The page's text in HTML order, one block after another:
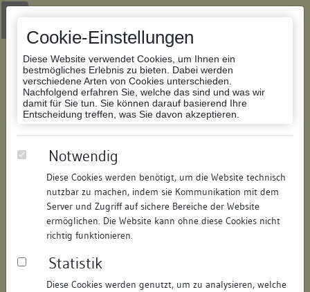
Cookie-Einstellungen
Diese Website verwendet Cookies, um Ihnen ein
bestmögliches Erlebnis zu bieten. Dabei werden
verschiedene Arten von Cookies unterschieden.
Nachfolgend erfahren Sie, welche das sind und was wir
damit für Sie tun. Sie können darauf basierend Ihre
Entscheidung treffen, was Sie davon akzeptieren.
Notwendig
Diese Cookies werden benötigt, um die Website technisch
nutzbar zu machen, indem sie Kommunikation mit dem
Server und Zugriff auf sichere Bereiche der Website
ermöglichen. Die Website kann ohne diese Cookies nicht
richtig funktionieren.
Statistik
Diese Cookies werden genutzt, um zu analysieren, welche
Zur Navigation springen
Zum Inhalt der Website springen
Datenbank Bauforschung/Restaurierung
138920105415/Datum:13.04.2011
Datenbestand:
Bauforschung
Als PDF herunterladen:
Objektdaten